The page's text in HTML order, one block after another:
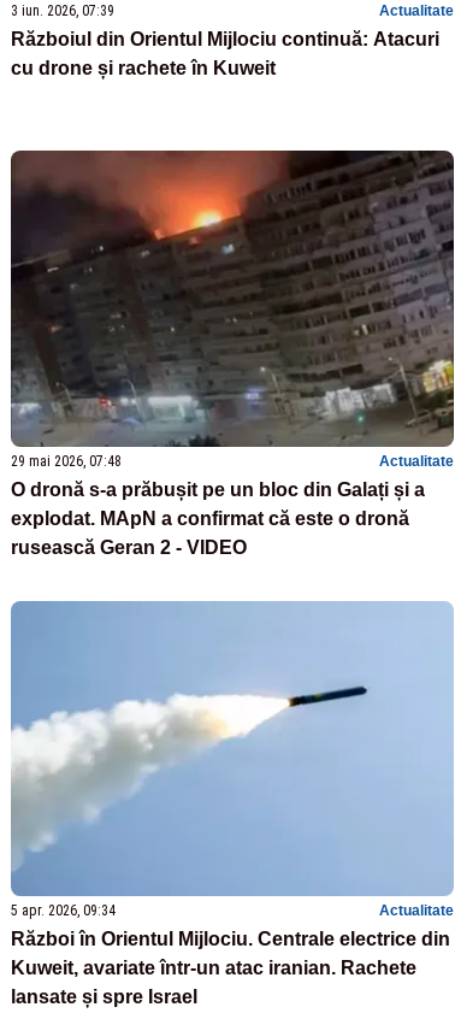
3 iun. 2026, 07:39 Actualitate
Războiul din Orientul Mijlociu continuă: Atacuri
cu drone și rachete în Kuweit
29 mai 2026, 07:48 Actualitate
O dronă s-a prăbușit pe un bloc din Galați și a
explodat. MApN a confirmat că este o dronă
rusească Geran 2 - VIDEO
5 apr. 2026, 09:34 Actualitate
Război în Orientul Mijlociu. Centrale electrice din
Kuweit, avariate într-un atac iranian. Rachete
lansate și spre Israel